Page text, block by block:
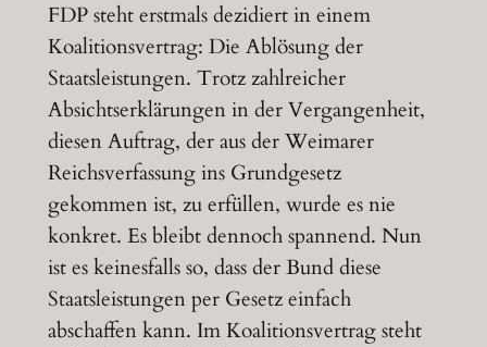
FDP steht erstmals dezidiert in einem
Koalitionsvertrag: Die Ablösung der
Staatsleistungen. Trotz zahlreicher
Absichtserklärungen in der Vergangenheit,
diesen Auftrag, der aus der Weimarer
Reichsverfassung ins Grundgesetz
gekommen ist, zu erfüllen, wurde es nie
konkret. Es bleibt dennoch spannend. Nun
ist es keinesfalls so, dass der Bund diese
Staatsleistungen per Gesetz einfach
abschaffen kann. Im Koalitionsvertrag steht